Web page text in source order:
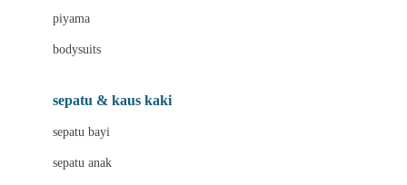
Beauty Barn
Bio Oil
Biolane
piyama
bodysuits
sepatu & kaus kaki
sepatu bayi
sepatu anak